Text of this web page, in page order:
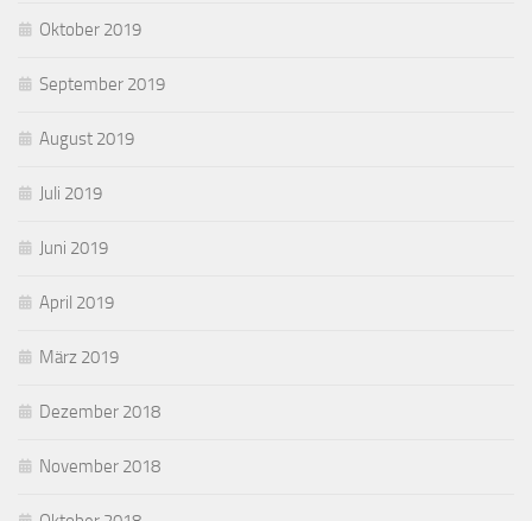
Oktober 2019
September 2019
August 2019
Juli 2019
Juni 2019
April 2019
März 2019
Dezember 2018
November 2018